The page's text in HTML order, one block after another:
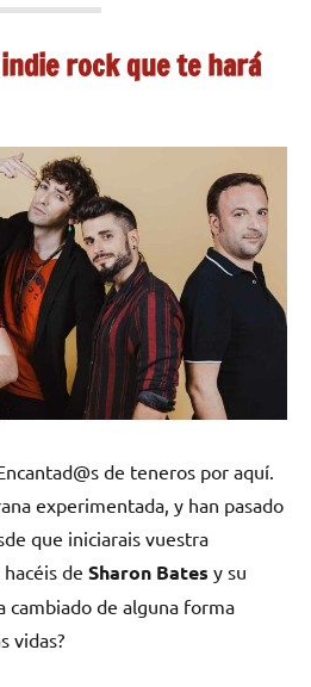
rock que te hará
de teneros por aquí.
experimentada, y han pasado
que iniciarais vuestra
de Sharon Bates y su
cambiado de alguna forma
vidas?